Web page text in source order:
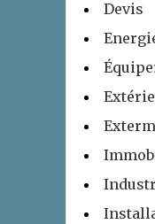
Devis